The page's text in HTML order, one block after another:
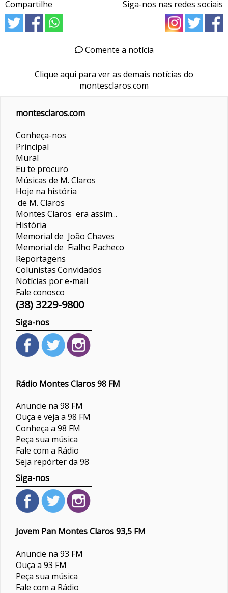
Compartilhe Siga-nos nas redes sociais
Comente a notícia
Clique aqui para ver as demais notícias do
montesclaros.com
montesclaros.com
Conheça-nos
Principal
Mural
Eu te procuro
Músicas de M. Claros
Hoje na história
de M. Claros
Montes Claros era assim...
História
Memorial de João Chaves
Memorial de Fialho Pacheco
Reportagens
ColunistasConvidados
Notícias por e-mail
Fale conosco
(38) 3229-9800
Siga-nos
Rádio Montes Claros 98 FM
Anuncie na 98 FM
Ouça e veja a 98 FM
Conheça a 98 FM
Peça sua música
Fale com a Rádio
Seja repórter da 98
Siga-nos
Jovem Pan Montes Claros 93,5 FM
Anuncie na 93 FM
Ouça a 93 FM
Peça sua música
Fale com a Rádio